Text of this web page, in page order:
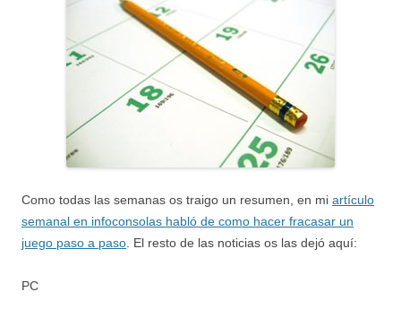
Como todas las semanas os traigo un resumen, en mi artículo
semanal en infoconsolas habló de como hacer fracasar un
juego paso a paso . El resto de las noticias os las dejó aquí:
PC